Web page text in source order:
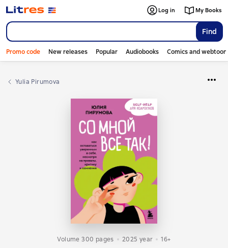
Find
Log in My Books
Promo code New releases Popular Audiobooks Comics and
Yulia Pirumova
Volume 300 pages 2025 year 16+